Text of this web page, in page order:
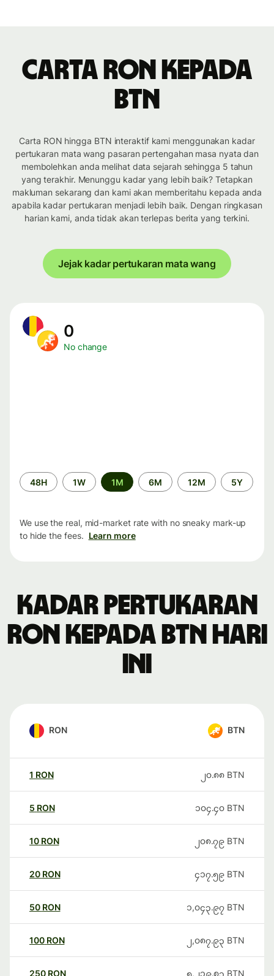
Carta RON kepada
BTN
Carta RON hingga BTN interaktif kami menggunakan kadar
pertukaran mata wang pasaran pertengahan masa nyata dan
membolehkan anda melihat data sejarah sehingga 5 tahun
yang terakhir. Menunggu kadar yang lebih baik? Tetapkan
makluman sekarang dan kami akan memberitahu kepada anda
apabila kadar pertukaran menjadi lebih baik. Dengan ringkasan
harian kami, anda tidak akan terlepas berita yang terkini.
Jejak kadar pertukaran mata wang
0
No change
Time
period
48H 1W 1M 6M 12M 5Y
We use the real, mid-market rate with no sneaky mark-up
to hide the fees. Learn more
Kadar pertukaran
RON kepada BTN hari
ini
RON BTN
1 RON ၂၀.၈၈ BTN
5 RON ၁၀၄.၄၀ BTN
10 RON ၂၀၈.၇၉ BTN
20 RON ၄၁၇.၅၉ BTN
50 RON ၁,၀၄၃.၉၇ BTN
100 RON ၂,၀၈၇.၉၃ BTN
250 RON ၅,၂၁၉.၈၃ BTN